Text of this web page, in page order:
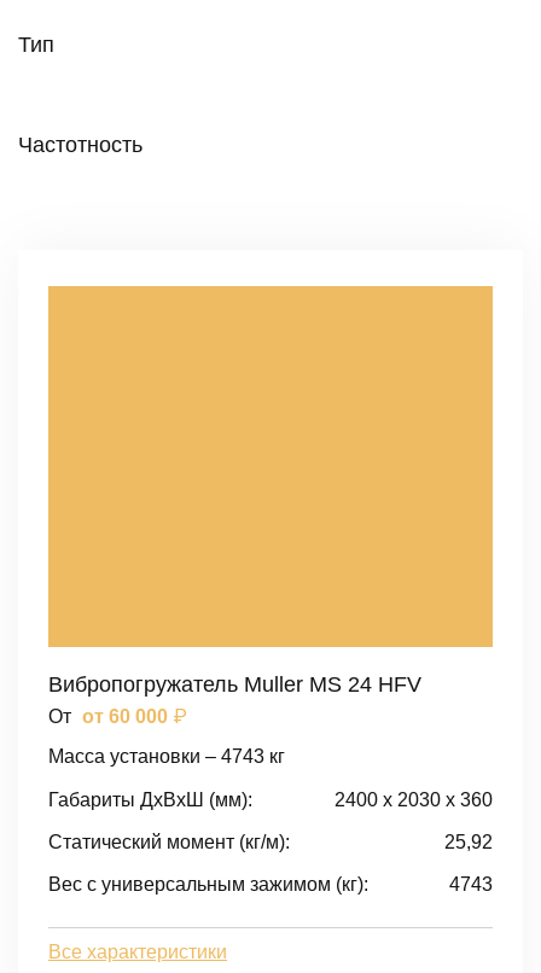
Тип
Частотность
Вибропогружатель Muller MS 24 HFV
От от 60 000 ₽
Масса установки – 4743 кг
Габариты ДxВxШ (мм): 2400 x 2030 x 360
Статический момент (кг/м): 25,92
Вес с универсальным зажимом (кг): 4743
Все характеристики